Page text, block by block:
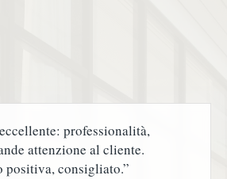
professionalità,
attenzione al cliente.
positiva, consigliato.”